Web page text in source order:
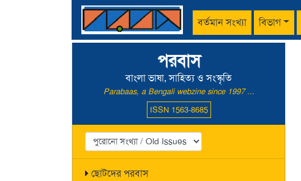
বর্তমান সংখ্যা বিভাগ
পরবাস
বাংলা ভাষা, সাহিত্য ও সংস্কৃতি
Parabaas, a Bengali webzine since 1997 ...
ISSN 1563-8685
ছোটদের পরবাস